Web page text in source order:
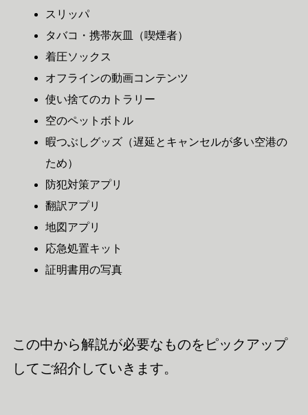
スリッパ
タバコ・携帯灰皿（喫煙者）
着圧ソックス
オフラインの動画コンテンツ
使い捨てのカトラリー
空のペットボトル
暇つぶしグッズ（遅延とキャンセルが多い空港の
ため）
防犯対策アプリ
翻訳アプリ
地図アプリ
応急処置キット
証明書用の写真
この中から解説が必要なものをピックアップ
してご紹介していきます。